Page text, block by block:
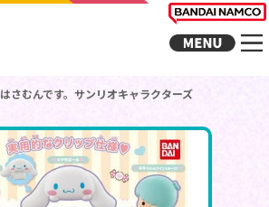
はさむんです。サンリオキャラクターズ